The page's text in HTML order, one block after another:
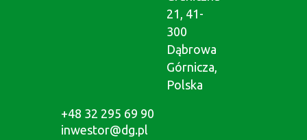
21, 41-
300
Dąbrowa
Górnicza,
Polska
+48 32 295 69 90
inwestor@dg.pl